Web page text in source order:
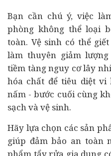
Bạn cần chú ý, việc
phòng không thể loại
toàn. Vệ sinh có thể
làm thuyên giảm
tiềm tàng nguy cơ lây
hóa chất để tiêu diệt
nấm - bước cuối cùng
sạch và vệ sinh.
Hãy lựa chọn các sản
giúp đảm bảo an toàn